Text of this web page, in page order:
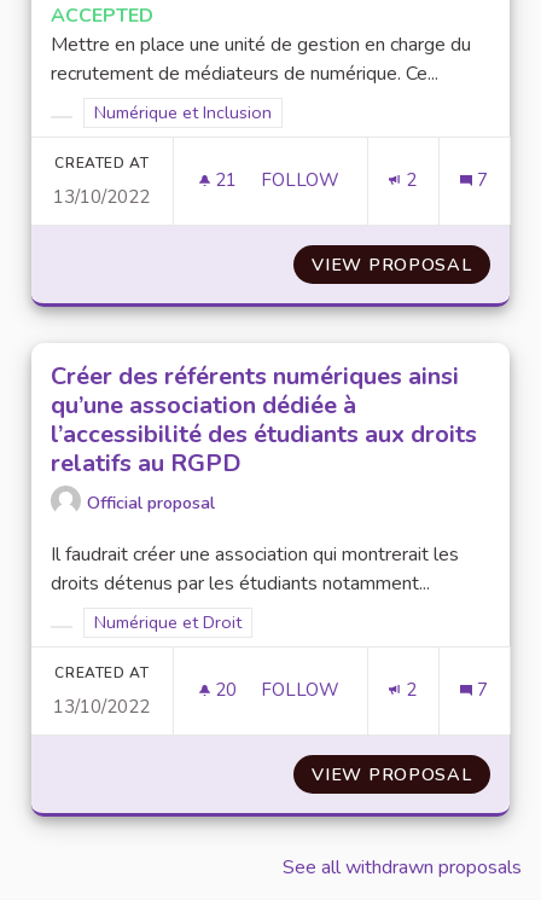
ACCEPTED
Mettre en place une unité de gestion en charge du
recrutement de médiateurs de numérique. Ce...
Filter results for category:
Filter results for scope: Numérique et Inclusion
Numérique et Inclusion
CREATED AT
13/10/2022
21 21 FOLLOWERS
FOLLOW 2 7
VIEW PROPOSAL
Créer des référents numériques ainsi
qu’une association dédiée à
l’accessibilité des étudiants aux droits
relatifs au RGPD
Official proposal
Il faudrait créer une association qui montrerait les
droits détenus par les étudiants notamment...
Filter results for category:
Filter results for scope: Numérique et Droit
Numérique et Droit
CREATED AT
13/10/2022
20 20 FOLLOWERS
FOLLOW 2 7
VIEW PROPOSAL
See all withdrawn proposals